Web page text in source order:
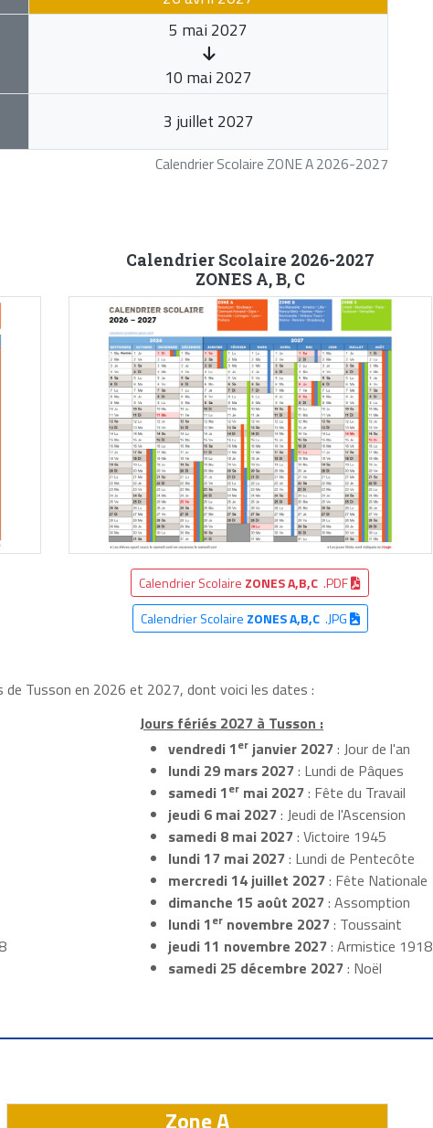
Calendrier Scolaire ZONE A 2026-2027
5 mai 2027
10 mai 2027
3 juillet 2027
Calendrier Scolaire 2026-2027
ZONES A, B, C
Calendrier Scolaire ZONES A,B,C .PDF
Calendrier Scolaire ZONES A,B,C.JPG
de Tusson en 2026 et 2027, dont voici les dates :
Jours fériés 2027 à Tusson :
vendredi 1erjanvier 2027: Jour de l'an
lundi 29 mars 2027: Lundi de Pâques
samedi 1ermai 2027: Fête du Travail
jeudi 6 mai 2027: Jeudi de l'Ascension
samedi 8 mai 2027: Victoire 1945
lundi 17 mai 2027: Lundi de Pentecôte
mercredi 14 juillet 2027: Fête Nationale
dimanche 15 août 2027: Assomption
lundi 1ernovembre 2027: Toussaint
jeudi 11 novembre 2027: Armistice 1918
samedi 25 décembre 2027: Noël
Zone A